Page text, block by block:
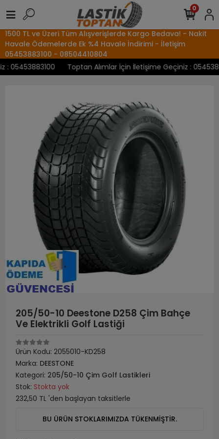
1500 TL ve Üzeri Tüm Alışverişlerde Kargo Bedava! - Nakit
Havale Ödemelerde Ek %4 Havale İndirimi - İletişim
05453883100 - 08504410804
Toptan Alımlar İçin İletişime Geçiniz :
0
205/50-10 Deestone D258 Çim Bahçe
Ve Elektrikli Golf Lastiği
Ürün Kodu: 2055010-KD258
Marka: DEESTONE
Kategori: 205/50-10 Çim Golf Lastikleri
Stok: Stokta yok
232,50 TL 'den başlayan taksitlerle
BU ÜRÜN STOKLARIMIZDA TÜKENMİŞTİR.